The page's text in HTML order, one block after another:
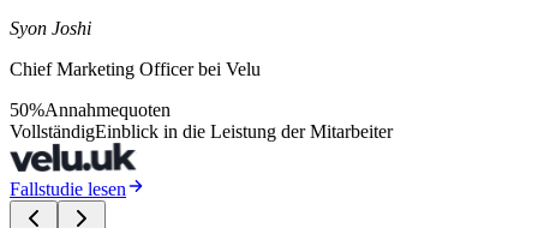
Syon Joshi
Chief Marketing Officer bei Velu
50%Annahmequoten
VollständigEinblick in die Leistung der Mitarbeiter
Fallstudie lesen